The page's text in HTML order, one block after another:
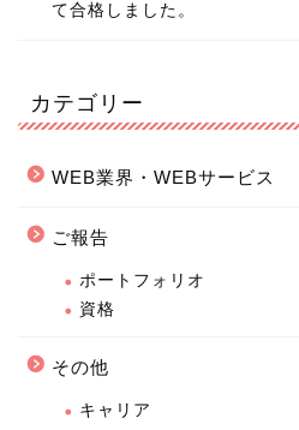
て合格しました。
カテゴリー
WEB業界・WEBサービス
ご報告
ポートフォリオ
資格
その他
キャリア